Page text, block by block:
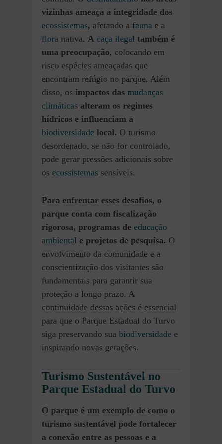
vizinhas ameaça a integridade dos
ecossistemas, afetando a fauna e a
flora nativa. A caça ilegal também é
uma preocupação, colocando em
risco espécies ameaçadas que
encontram refúgio no parque. Além
disso, os impactos das mudanças
climáticas alteram os regimes
hídricos e influenciam a
biodiversidade local. O turismo
desordenado, se não for controlado,
pode gerar pressões adicionais sobre
os ecossistemas sensíveis.
Para enfrentar esses desafios, o
parque conta com fiscalização
rigorosa, programas de educação
ambiental e projetos de pesquisa. O
envolvimento da comunidade e a
conscientização dos visitantes são
fundamentais para garantir sua
proteção a longo prazo. A
continuidade dessas ações é essencial
para que o Parque Estadual do Turvo
siga preservando sua biodiversidade e
inspirando novas gerações.
Turismo Sustentável no
Parque Estadual do Turvo
O parque é um exemplo de como o
turismo sustentável pode fortalecer
a conexão entre as pessoas e a